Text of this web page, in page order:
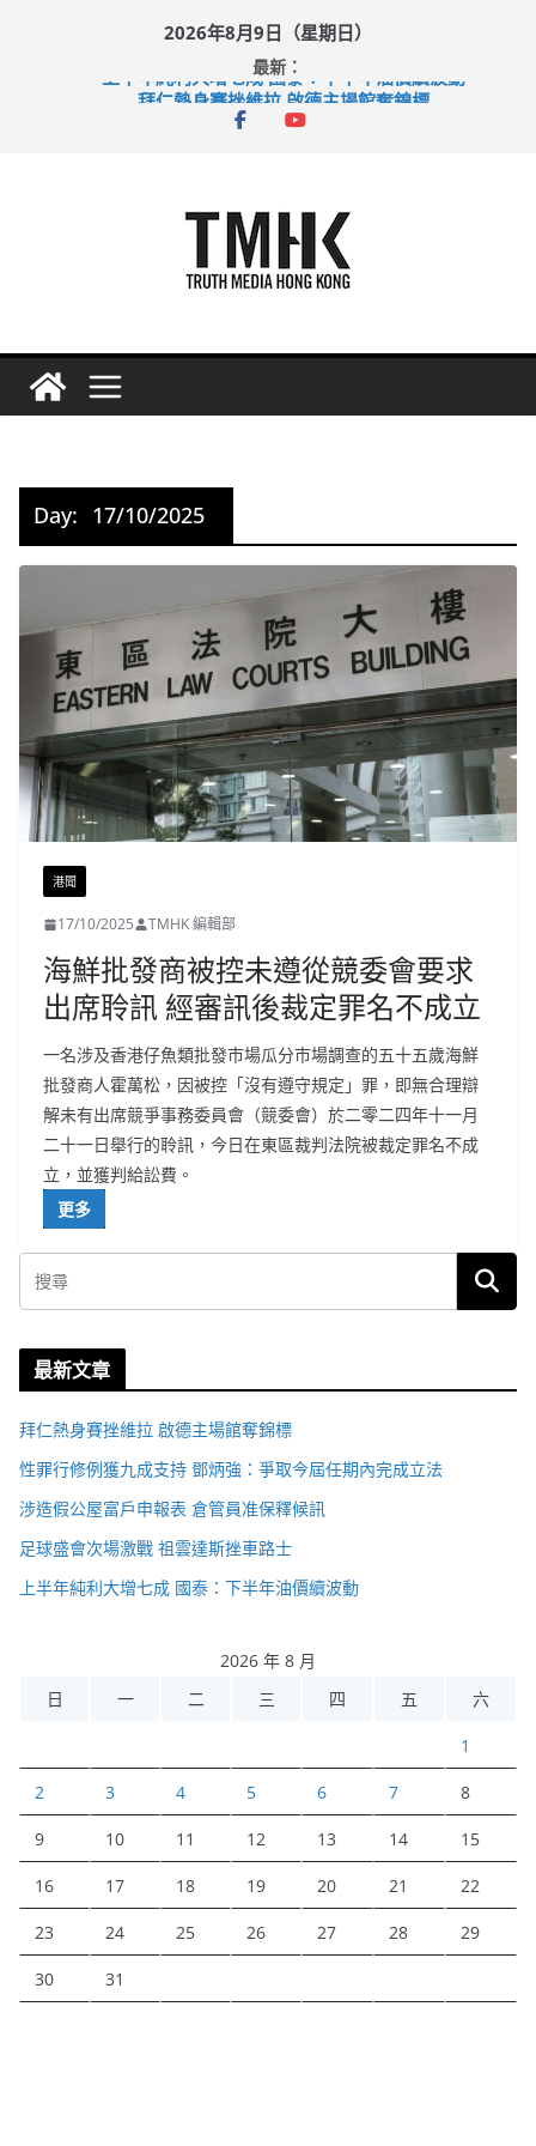
2026年8月9日（星期日）
最新：
上半年純利大增七成 國泰：下半年油價續波動
拜仁熱身賽挫維拉 啟德主場館奪錦標
性罪行修例獲九成支持 鄧炳強：爭取今屆任期內完成立法
Day: 17/10/2025
港聞
17/10/2025 TMHK 編輯部
海鮮批發商被控未遵從競委會要求
出席聆訊 經審訊後裁定罪名不成立
一名涉及香港仔魚類批發市場瓜分市場調查的五十五歲海鮮
批發商人霍萬松，因被控「沒有遵守規定」罪，即無合理辯
解未有出席競爭事務委員會（競委會）於二零二四年十一月
二十一日舉行的聆訊，今日在東區裁判法院被裁定罪名不成
立，並獲判給訟費。
更多
最新文章
拜仁熱身賽挫維拉 啟德主場館奪錦標
性罪行修例獲九成支持 鄧炳強：爭取今屆任期內完成立法
涉造假公屋富戶申報表 倉管員准保釋候訊
足球盛會次場激戰 祖雲達斯挫車路士
上半年純利大增七成 國泰：下半年油價續波動
2026 年 8 月
日
一 二 三 四 五 六
1
2 3 4 5 6 7 8
9 10 11 12 13 14 15
16 17 18 19 20 21 22
23 24 25 26 27 28 29
30 31